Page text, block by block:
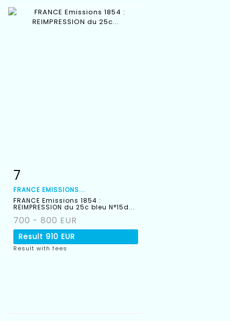
7
FRANCE EMISSIONS...
FRANCE Emissions 1854 :
REIMPRESSION du 25c bleu N°15d...
700 - 800 EUR
Result 910 EUR
Result with fees